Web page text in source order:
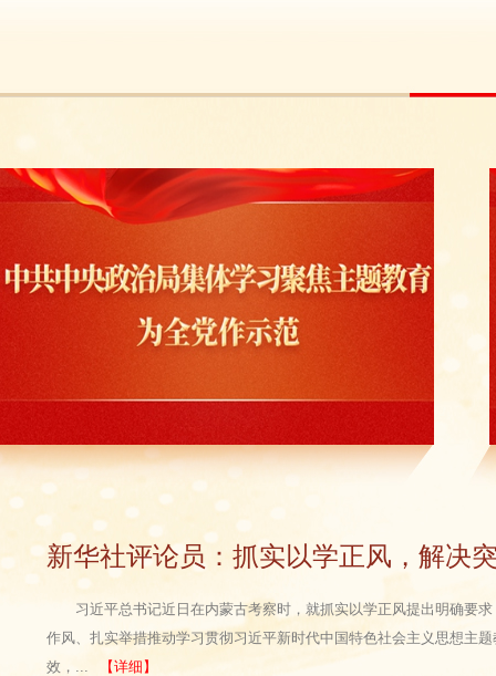
新华社评论员：抓实以学正风，解决
习近平总书记近日在内蒙古考察时，就抓实以学正风提出明确要
作风、扎实举措推动学习贯彻习近平新时代中国特色社会主义思想主
效，...
【详细】